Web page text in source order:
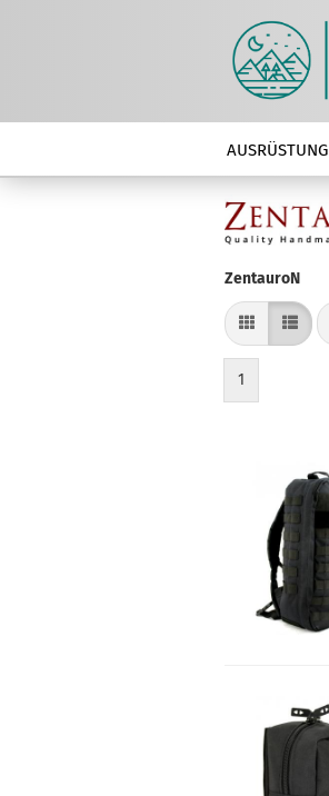
AUSRÜSTUNG
ZentauroN
1